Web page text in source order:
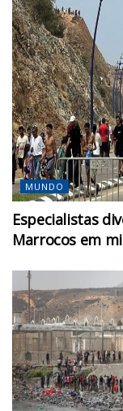
MUNDO
Especialistas
Marrocos em